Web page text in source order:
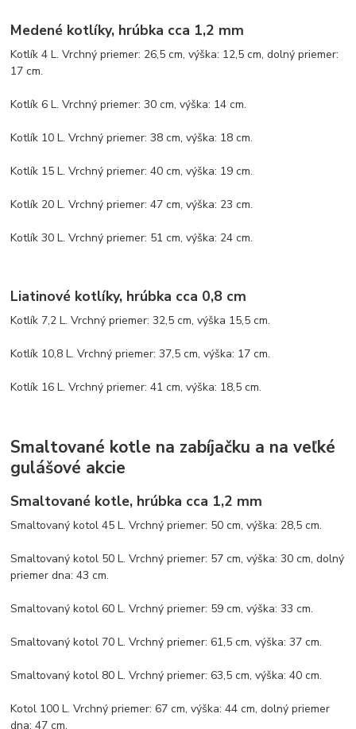
Medené kotlíky, hrúbka cca 1,2 mm
Kotlík 4 L. Vrchný priemer: 26,5 cm, výška: 12,5 cm, dolný priemer:
17 cm.
Kotlík 6 L. Vrchný priemer: 30 cm, výška: 14 cm.
Kotlík 10 L. Vrchný priemer: 38 cm, výška: 18 cm.
Kotlík 15 L. Vrchný priemer: 40 cm, výška: 19 cm.
Kotlík 20 L. Vrchný priemer: 47 cm, výška: 23 cm.
Kotlík 30 L. Vrchný priemer: 51 cm, výška: 24 cm.
Liatinové kotlíky, hrúbka cca 0,8 cm
Kotlík 7,2 L. Vrchný priemer: 32,5 cm, výška 15,5 cm.
Kotlík 10,8 L. Vrchný priemer: 37,5 cm, výška: 17 cm.
Kotlík 16 L. Vrchný priemer: 41 cm, výška: 18,5 cm.
Smaltované kotle na zabíjačku a na veľké
gulášové akcie
Smaltované kotle, hrúbka cca 1,2 mm
Smaltovaný kotol 45 L. Vrchný priemer: 50 cm, výška: 28,5 cm.
Smaltovaný kotol 50 L. Vrchný priemer: 57 cm, výška: 30 cm, dolný
priemer dna: 43 cm.
Smaltovaný kotol 60 L. Vrchný priemer: 59 cm, výška: 33 cm.
Smaltovaný kotol 70 L. Vrchný priemer: 61,5 cm, výška: 37 cm.
Smaltovaný kotol 80 L. Vrchný priemer: 63,5 cm, výška: 40 cm.
Kotol 100 L. Vrchný priemer: 67 cm, výška: 44 cm, dolný priemer
dna: 47 cm.